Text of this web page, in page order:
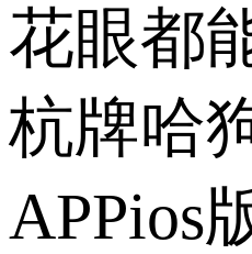
花眼都
杭牌哈
APPios